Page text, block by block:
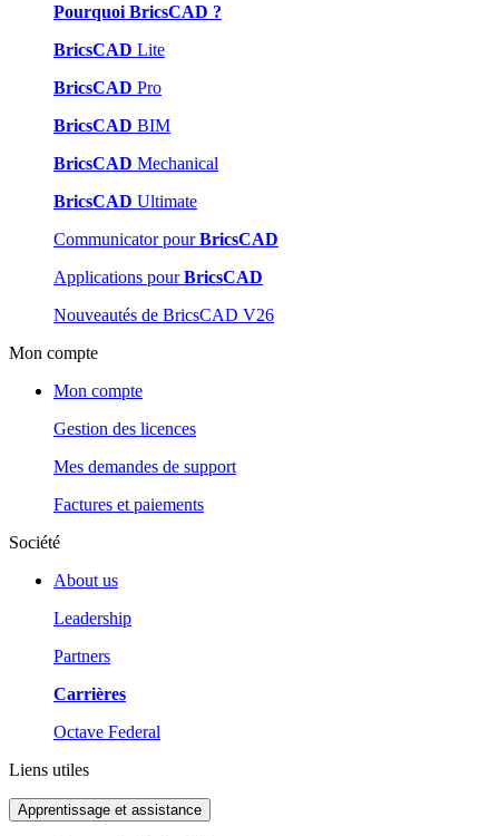
Pourquoi BricsCAD ?
BricsCAD Lite
BricsCAD Pro
BricsCAD BIM
BricsCAD Mechanical
BricsCAD Ultimate
Communicator pourBricsCAD
Applications pourBricsCAD
Nouveautés de BricsCAD V26
Mon compte
Mon compte
Gestion des licences
Mes demandes de support
Factures et paiements
Société
About us
Leadership
Partners
Carrières
Octave Federal
Liens utiles
Apprentissage et assistance